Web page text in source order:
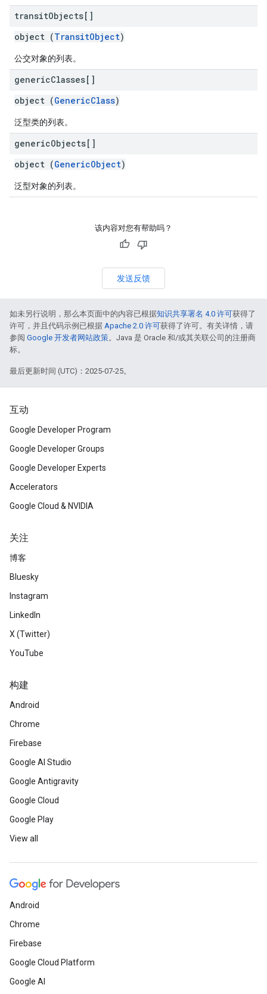
transitObjects[]
object (TransitObject)
公交对象的列表。
genericClasses[]
object (GenericClass)
泛型类的列表。
genericObjects[]
object (GenericObject)
泛型对象的列表。
该内容对您有帮助吗？
发送反馈
如未另行说明，那么本页面中的内容已根据知识共享署名 4.0 许可获得了
许可，并且代码示例已根据 Apache 2.0 许可获得了许可。有关详情，请
参阅 Google 开发者网站政策。Java 是 Oracle 和/或其关联公司的注册商
标。
最后更新时间 (UTC)：2025-07-25。
互动
Google Developer Program
Google Developer Groups
Google Developer Experts
Accelerators
Google Cloud & NVIDIA
关注
博客
Bluesky
Instagram
LinkedIn
X (Twitter)
YouTube
构建
Android
Chrome
Firebase
Google AI Studio
Google Antigravity
Google Cloud
Google Play
View all
Android
Chrome
Firebase
Google Cloud Platform
Google AI